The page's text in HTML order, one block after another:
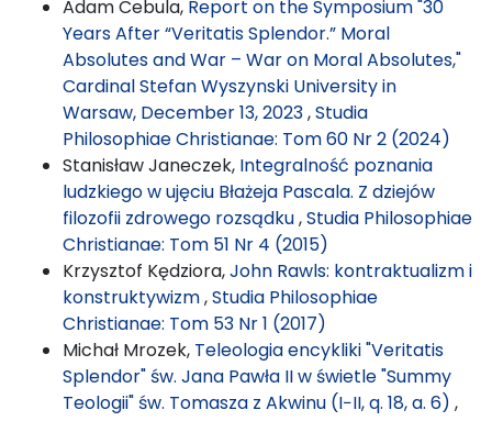
Adam Cebula, Report on the Symposium "30
Years After “Veritatis Splendor.” Moral
Absolutes and War – War on Moral Absolutes,"
Cardinal Stefan Wyszynski University in
Warsaw, December 13, 2023,Studia
Philosophiae Christianae: Tom 60 Nr 2 (2024)
Stanisław Janeczek, Integralność poznania
ludzkiego w ujęciu Błażeja Pascala. Z dziejów
filozofii zdrowego rozsądku,Studia Philosophiae
Christianae: Tom 51 Nr 4 (2015)
Krzysztof Kędziora,John Rawls: kontraktualizm i
konstruktywizm,Studia Philosophiae
Christianae: Tom 53 Nr 1 (2017)
Michał Mrozek, Teleologia encykliki "Veritatis
Splendor" św. Jana Pawła II w świetle "Summy
Teologii" św. Tomasza z Akwinu (I−II, q. 18, a. 6) ,